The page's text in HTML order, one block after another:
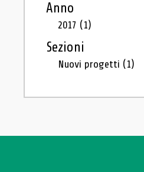
Anno
2017 (1)
Sezioni
Nuovi progetti (1)